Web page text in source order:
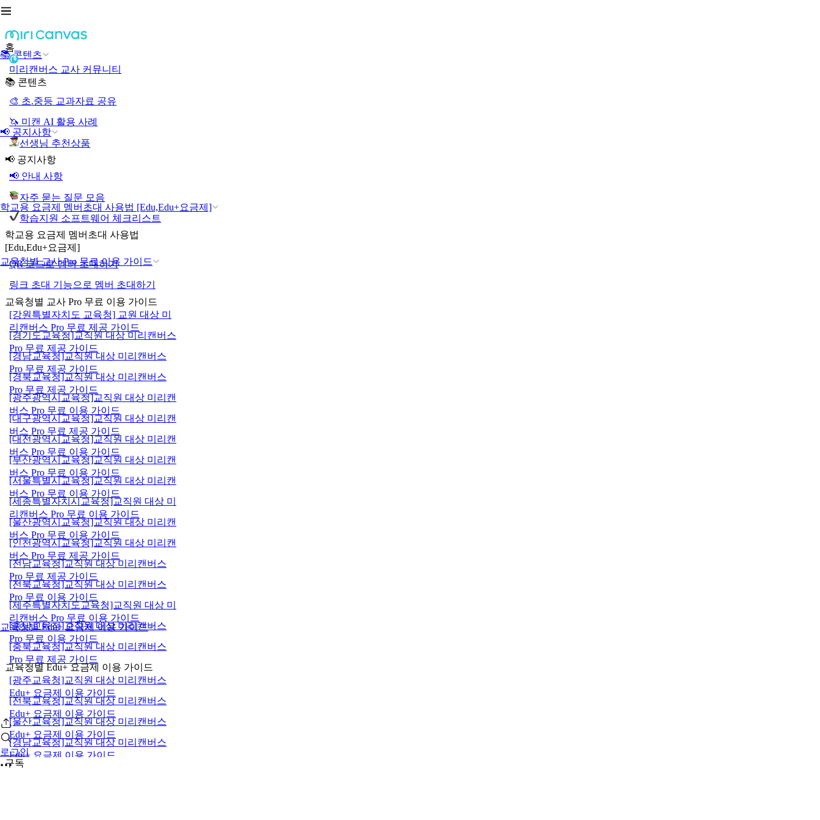
📚 콘텐츠
📢 공지사항
학교용 요금제 멤버초대 사용법 [Edu,Edu+요금제]
교육청별 교사 Pro 무료 이용 가이드
교육청별 Edu+ 요금제 이용 가이드
로그인
홈
미리캔버스 교사 커뮤니티
📚 콘텐츠
🎨 초.중등 교과자료 공유
🦄 미캔 AI 활용 사례
선생님 추천상품
📢 공지사항
📢 안내 사항
자주 묻는 질문 모음
학습지원 소프트웨어 체크리스트
학교용 요금제 멤버초대 사용법
[Edu,Edu+요금제]
QR 코드로 멤버 초대하기
링크 초대 기능으로 멤버 초대하기
교육청별 교사 Pro 무료 이용 가이드
[강원특별자치도 교육청] 교원 대상 미
리캔버스 Pro 무료 제공 가이드
[경기도교육청]교직원 대상 미리캔버스
Pro 무료 제공 가이드
[경남교육청]교직원 대상 미리캔버스
Pro 무료 제공 가이드
[경북교육청]교직원 대상 미리캔버스
Pro 무료 제공 가이드
[광주광역시교육청]교직원 대상 미리캔
버스 Pro 무료 이용 가이드
[대구광역시교육청]교직원 대상 미리캔
버스 Pro 무료 제공 가이드
[대전광역시교육청]교직원 대상 미리캔
버스 Pro 무료 이용 가이드
[부산광역시교육청]교직원 대상 미리캔
버스 Pro 무료 이용 가이드
[서울특별시교육청]교직원 대상 미리캔
버스 Pro 무료 이용 가이드
[세종특별자치시교육청]교직원 대상 미
리캔버스 Pro 무료 이용 가이드
[울산광역시교육청]교직원 대상 미리캔
버스 Pro 무료 이용 가이드
[인천광역시교육청]교직원 대상 미리캔
버스 Pro 무료 제공 가이드
[전남교육청]교직원 대상 미리캔버스
Pro 무료 제공 가이드
[전북교육청]교직원 대상 미리캔버스
Pro 무료 이용 가이드
[제주특별자치도교육청]교직원 대상 미
리캔버스 Pro 무료 이용 가이드
[충남교육청]교직원 대상 미리캔버스
Pro 무료 이용 가이드
[충북교육청]교직원 대상 미리캔버스
Pro 무료 제공 가이드
교육청별 Edu+ 요금제 이용 가이드
[광주교육청]교직원 대상 미리캔버스
Edu+ 요금제 이용 가이드
[전북교육청]교직원 대상 미리캔버스
Edu+ 요금제 이용 가이드
[울산교육청]교직원 대상 미리캔버스
Edu+ 요금제 이용 가이드
[경남교육청]교직원 대상 미리캔버스
Edu+ 요금제 이용 가이드
구독